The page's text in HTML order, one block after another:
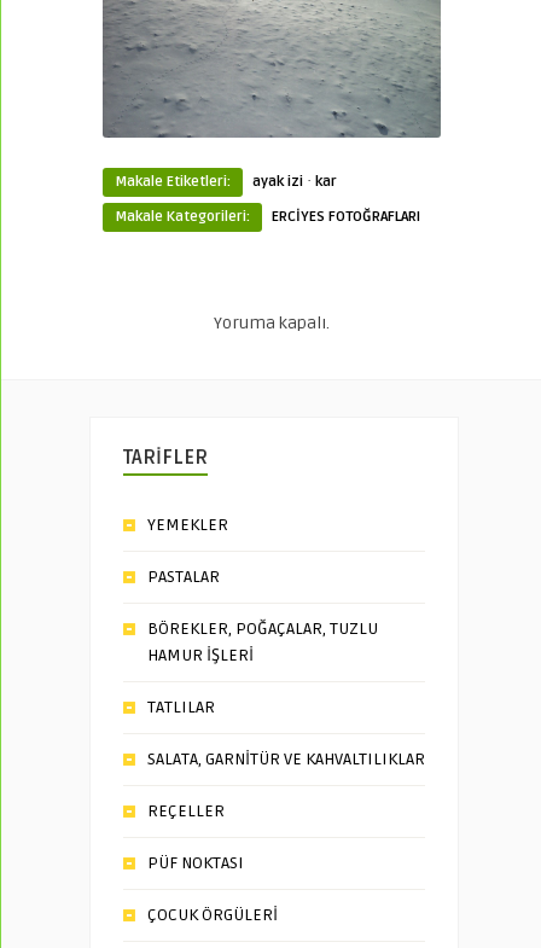
Makale Etiketleri: ayak izi · kar
Makale Kategorileri:
ERCİYES FOTOĞRAFLARI
Yoruma kapalı.
TARİFLER
YEMEKLER
PASTALAR
BÖREKLER, POĞAÇALAR, TUZLU
HAMUR İŞLERİ
TATLILAR
SALATA, GARNİTÜR VE KAHVALTILIKLAR
REÇELLER
PÜF NOKTASI
ÇOCUK ÖRGÜLERİ